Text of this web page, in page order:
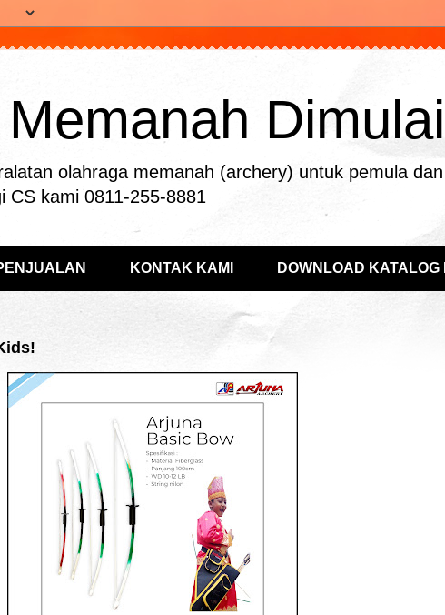
olahraga memanah (archery) untuk pemula
CS kami 0811-255-8881
KONTAK KAMI DOWNLOAD